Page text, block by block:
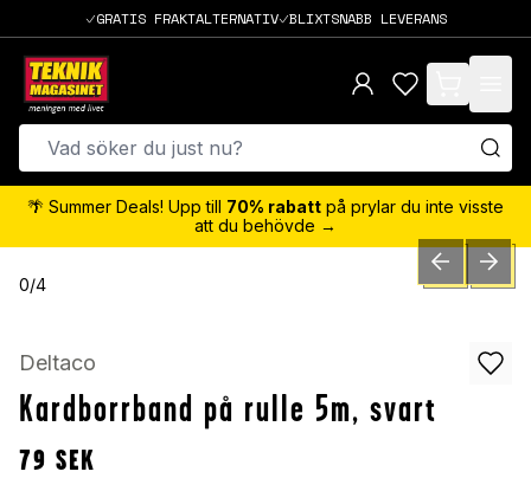
GRATIS FRAKTALTERNATIV BLIXTSNABB LEVERANS
items in cart,
🌴 Summer Deals! Upp till 70% rabatt på prylar du inte visste
att du behövde →
0/4 PREVIOUSNEXT
Deltaco
Kardborrband på rulle 5m, svart
79 SEK